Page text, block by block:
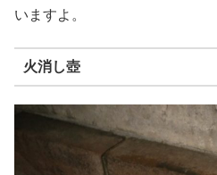
いますよ。
火消し壺